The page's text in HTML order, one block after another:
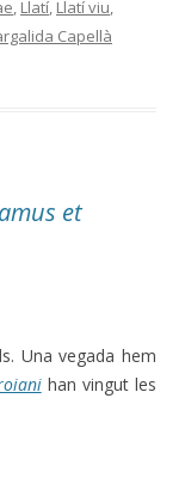
, Llatí, Llatí viu,
Capellà
et
Una vegada hem
han vingut les